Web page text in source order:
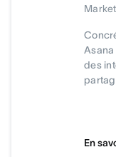
Asana
des
En